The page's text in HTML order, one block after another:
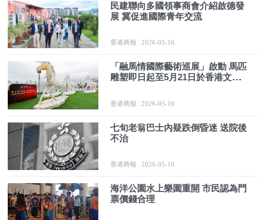
民建聯向多國領事商會介紹啟德發
展 冀促進國際青年交流
香港商報 2026-05-16
「融馬情國際藝術巡展」啟動 馬匹
雕塑即日起至5月21日於香港文化
香港商報 2026-05-16
七旬老翁巴士內疑跌倒昏迷 送院後
不治
香港商報 2026-05-16
海洋公園水上樂園重開 市民認為門
票價錢合理